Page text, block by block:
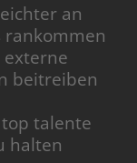
an
beitreiben
talente
halten